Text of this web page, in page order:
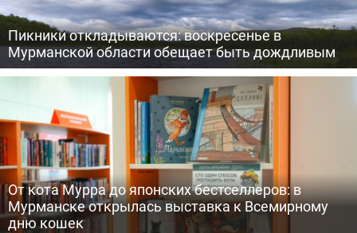
Пикники откладываются: воскресенье в
Мурманской области обещает быть дождливым
От кота Мурра до японских бестселлеров: в
Мурманске открылась выставка к Всемирному
дню кошек